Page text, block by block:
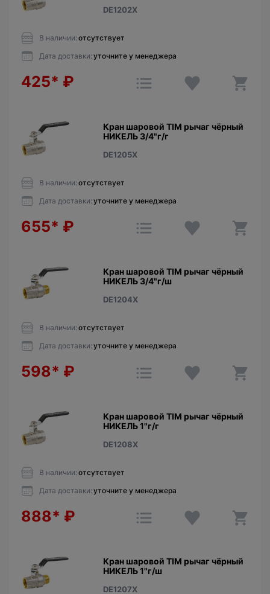
DE1202X
В наличии: отсутствует
Дата доставки: уточните у менеджера
425* ₽
Кран шаровой TIM рычаг чёрный
НИКЕЛЬ 3/4"г/г
DE1205X
В наличии: отсутствует
Дата доставки: уточните у менеджера
655* ₽
Кран шаровой TIM рычаг чёрный
НИКЕЛЬ 3/4"г/ш
DE1204X
В наличии: отсутствует
Дата доставки: уточните у менеджера
598* ₽
Кран шаровой TIM рычаг чёрный
НИКЕЛЬ 1"г/г
DE1208X
В наличии: отсутствует
Дата доставки: уточните у менеджера
888* ₽
Кран шаровой TIM рычаг чёрный
НИКЕЛЬ 1"г/ш
DE1207X